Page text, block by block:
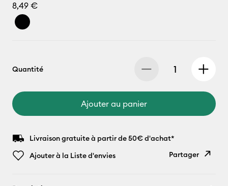
8,49 €
Quantité
Ajouter au panier
Livraison gratuite à partir de 50€ d'achat*
Ajouter à la Liste d'envies
Partager